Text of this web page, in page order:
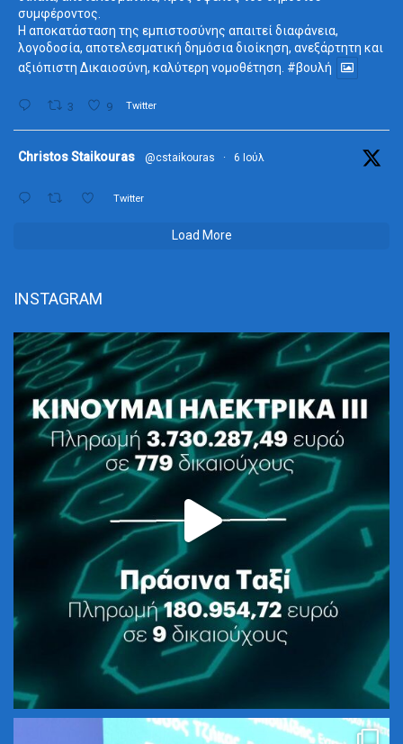
συμφέροντος.
Η αποκατάσταση της εμπιστοσύνης απαιτεί διαφάνεια,
λογοδοσία, αποτελεσματική δημόσια διοίκηση, ανεξάρτητη και
αξιόπιστη Δικαιοσύνη, καλύτερη νομοθέτηση. #βουλή
3 9 Twitter
Christos Staikouras @cstaikouras · 6 Ιούλ
Twitter
Load More
INSTAGRAM